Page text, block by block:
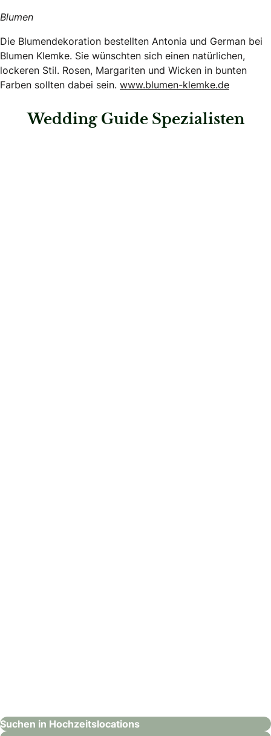
Blumen
Die Blumendekoration bestellten Antonia und German bei
Blumen Klemke. Sie wünschten sich einen natürlichen,
lockeren Stil. Rosen, Margariten und Wicken in bunten
Farben sollten dabei sein. www.blumen-klemke.de
Wedding Guide Spezialisten
Suchen in Hochzeitslocations